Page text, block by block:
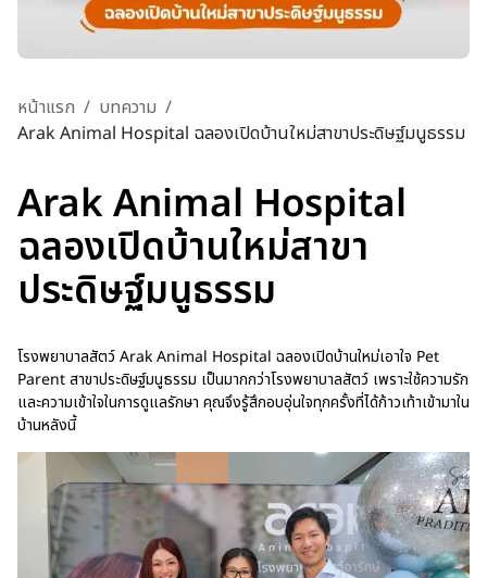
หน้าแรก / บทความ /
Arak Animal Hospital ฉลองเปิดบ้านใหม่สาขาประดิษฐ์มนูธรรม
Arak Animal Hospital
ฉลองเปิดบ้านใหม่สาขา
ประดิษฐ์มนูธรรม
โรงพยาบาลสัตว์ Arak Animal Hospital ฉลองเปิดบ้านใหม่เอาใจ Pet
Parent สาขาประดิษฐ์มนูธรรม เป็นมากกว่าโรงพยาบาลสัตว์ เพราะใช้ความรัก
และความเข้าใจในการดูแลรักษา คุณจึงรู้สึกอบอุ่นใจทุกครั้งที่ได้ก้าวเท้าเข้ามาใน
บ้านหลังนี้